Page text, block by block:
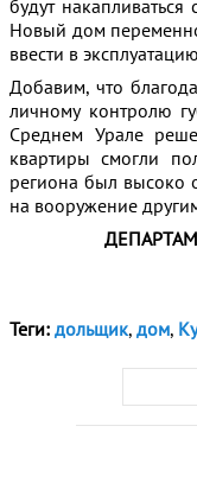
будут
Новый дом
ввести в
Добавим, что
личному контролю
Среднем Урале
квартиры смогли
региона был высоко
на вооружение
Теги: дольщик, дом,